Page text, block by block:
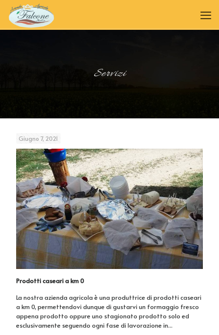
Servizi
Giugno 7, 2021
Prodotti caseari a km 0
La nostra azienda agricola è una produttrice di prodotti caseari
a km 0, permettendovi dunque di gustarvi un formaggio fresco
appena prodotto oppure uno stagionato prodotto solo ed
esclusivamente seguendo ogni fase di lavorazione in...